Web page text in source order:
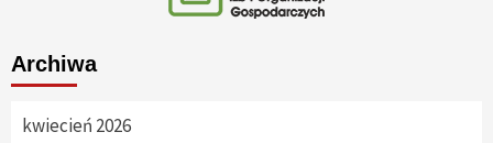
Archiwa
kwiecień 2026